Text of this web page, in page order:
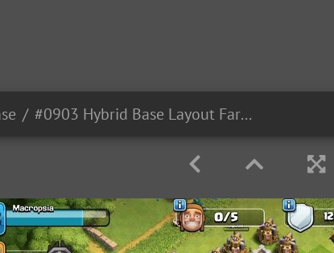
#0903 Hybrid Base Layout Farming and War, Diseño Híbrido Guerra y Subida de Copas